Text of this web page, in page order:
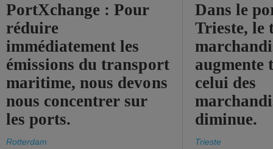
PortXchange : Pour
réduire
immédiatement les
émissions du transport
maritime, nous devons
nous concentrer sur
les ports.
Rotterdam
Dans le
Trieste, le
augmente
celui des
diminue.
Trieste